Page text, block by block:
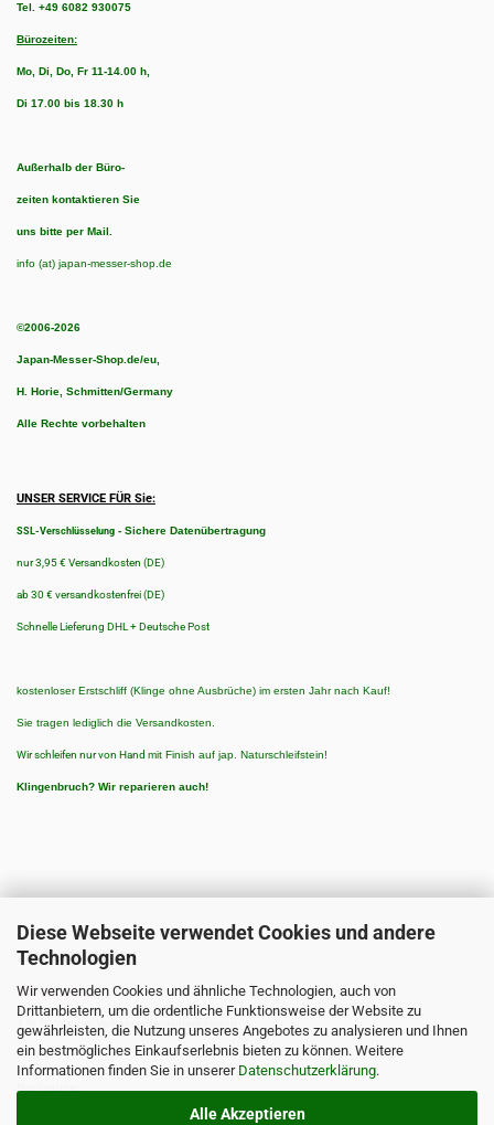
Diese Webseite verwendet Cookies und andere
Technologien
Wir verwenden Cookies und ähnliche Technologien, auch von
Drittanbietern, um die ordentliche Funktionsweise der Website zu
gewährleisten, die Nutzung unseres Angebotes zu analysieren und Ihnen
ein bestmögliches Einkaufserlebnis bieten zu können. Weitere
Informationen finden Sie in unserer Datenschutzerklärung.
Alle Akzeptieren
Tel. +49 6082 930075
Bürozeiten:
Mo, Di, Do, Fr 11-14.00 h,
Di 17.00 bis 18.30 h
Außerhalb der Büro-
zeiten kontaktieren Sie
uns bitte per Mail.
info (at) japan-messer-shop.de
©2006-2026
Japan-Messer-Shop.de/eu,
H. Horie, Schmitten/Germany
Alle Rechte vorbehalten
UNSER SERVICE FÜR Sie:
SSL-Verschlüsselung - Sichere Datenübertragung
nur 3,95 € Versandkosten (DE)
ab 30 € versandkostenfrei (DE)
Schnelle Lieferung DHL + Deutsche Post
kostenloser Erstschliff (Klinge ohne Ausbrüche) im ersten Jahr nach Kauf!
Sie tragen lediglich die Versandkosten.
Wir schleifen nur von Hand mit Finish auf jap. Naturschleifstein!
Klingenbruch? Wir reparieren auch!
ZAHLUNGSARTEN
Zahlungsarten:
3 % Rabatt bei Vorkasse/Banküberweisung
PayPal